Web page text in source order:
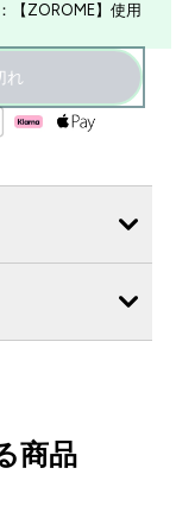
【ZOROME】使用
れ
商品